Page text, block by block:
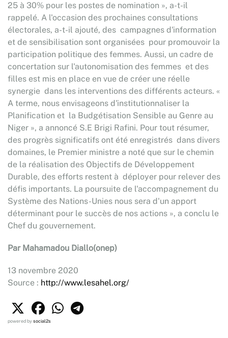
25 à 30% pour les postes de nomination », a-t-il
rappelé. A l'occasion des prochaines consultations
électorales, a-t-il ajouté, des campagnes d'information
et de sensibilisation sont organisées pour promouvoir la
participation politique des femmes. Aussi, un cadre de
concertation sur l'autonomisation des femmes et des
filles est mis en place en vue de créer une réelle
synergie dans les interventions des différents acteurs. «
A terme, nous envisageons d'institutionnaliser la
Planification et la Budgétisation Sensible au Genre au
Niger », a annoncé S.E Brigi Rafini. Pour tout résumer,
des progrès significatifs ont été enregistrés dans divers
domaines, le Premier ministre a noté que sur le chemin
de la réalisation des Objectifs de Développement
Durable, des efforts restent à déployer pour relever des
défis importants. La poursuite de l'accompagnement du
Système des Nations-Unies nous sera d'un apport
déterminant pour le succès de nos actions », a conclu le
Chef du gouvernement.
Par Mahamadou Diallo(onep)
13 novembre 2020
Source : http://www.lesahel.org/
powered bysocial2s